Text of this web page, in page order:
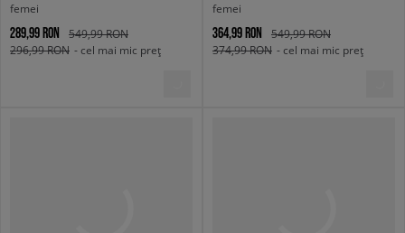
femei
289,99 RON
549,99 RON
296,99 RON - cel mai mic preț
femei
364,99 RON
549,99 RON
374,99 RON - cel mai mic preț